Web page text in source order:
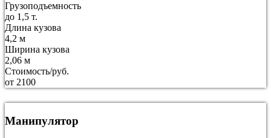
Грузоподъемность
до 1,5 т.
Длина кузова
4,2 м
Ширина кузова
2,06 м
Стоимость/руб.
от 2100
Манипулятор